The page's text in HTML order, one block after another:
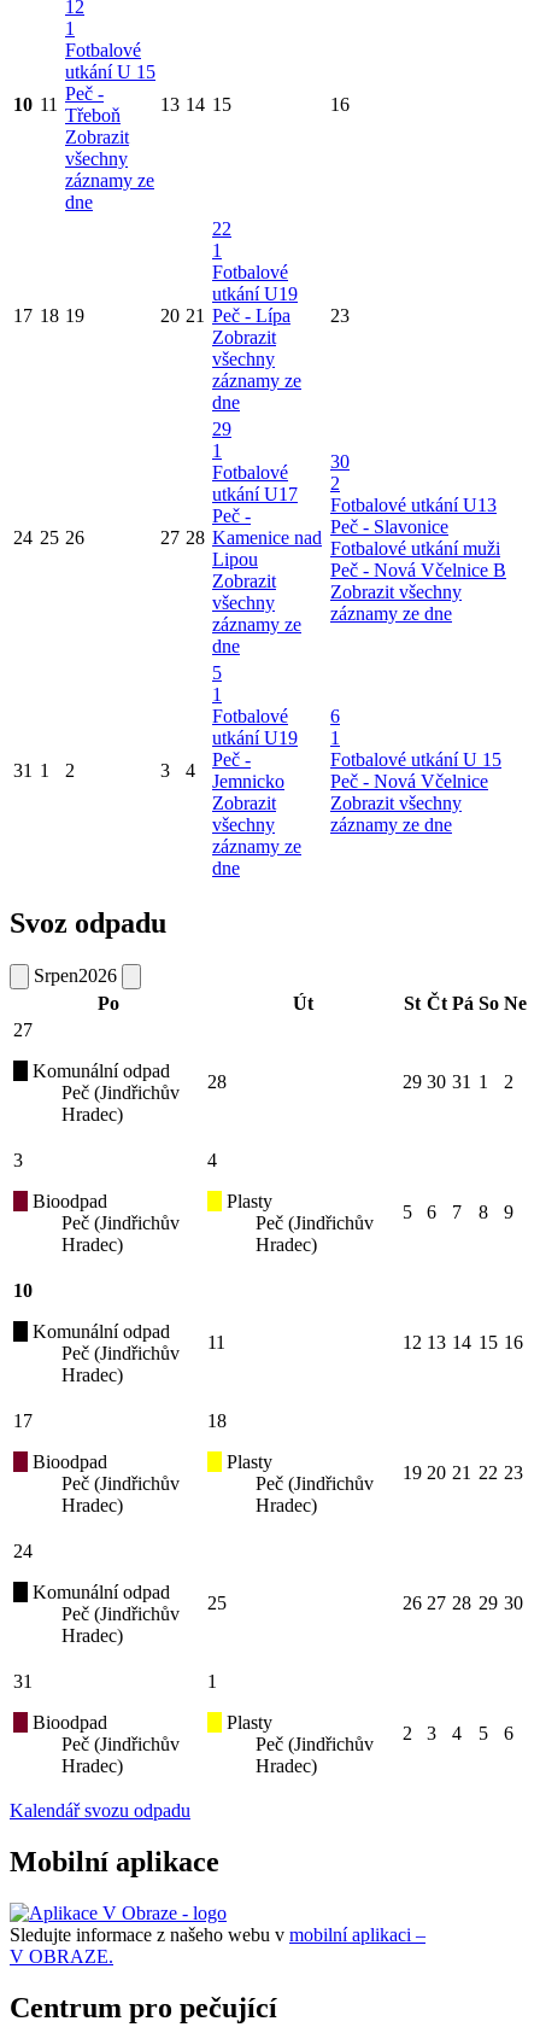
10 11
12
1
Fotbalové
utkání U 15
Peč -
Třeboň
Zobrazit
všechny
záznamy ze
dne
13 14 15 16
17 18 19 20 21
22
1
Fotbalové
utkání U19
Peč - Lípa
Zobrazit
všechny
záznamy ze
dne
23
24 25 26 27 28
29
1
Fotbalové
utkání U17
Peč -
Kamenice nad
Lipou
Zobrazit
všechny
záznamy ze
dne
30
2
Fotbalové utkání U13
Peč - Slavonice
Fotbalové utkání muži
Peč - Nová Včelnice B
Zobrazit všechny
záznamy ze dne
31 1 2 3 4
5
1
Fotbalové
utkání U19
Peč -
Jemnicko
Zobrazit
všechny
záznamy ze
dne
6
1
Fotbalové utkání U 15
Peč - Nová Včelnice
Zobrazit všechny
záznamy ze dne
Svoz odpadu
Srpen2026
Po
Út St Čt Pá So Ne
27
Komunální odpad
Peč (Jindřichův
Hradec)
28 29 30 31 1 2
3
Bioodpad
Peč (Jindřichův
Hradec)
4
Plasty
Peč (Jindřichův
Hradec)
5 6 7 8 9
10
Komunální odpad
Peč (Jindřichův
Hradec)
11 12 13 14 15 16
17
Bioodpad
Peč (Jindřichův
Hradec)
18
Plasty
Peč (Jindřichův
Hradec)
19 20 21 22 23
24
Komunální odpad
Peč (Jindřichův
Hradec)
25 26 27 28 29 30
31
Bioodpad
Peč (Jindřichův
Hradec)
1
Plasty
Peč (Jindřichův
Hradec)
2 3 4 5 6
Kalendář svozu odpadu
Mobilní aplikace
Sledujte informace z našeho webu v mobilní aplikaci –
V OBRAZE.
Centrum pro pečující